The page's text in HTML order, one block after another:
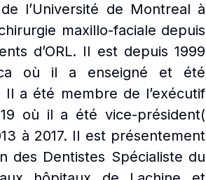
l’Université de Montreal à
maxillo-faciale depuis
d’ORL. Il est depuis 1999
où il a enseigné et été
a été membre de l’exécutif
où il a été vice-président(
à 2017. Il est présentement
des Dentistes Spécialiste du